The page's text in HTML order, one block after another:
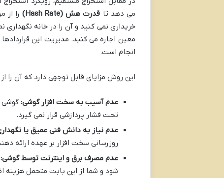
می دهد تا قدرت هش (Hash Rate)
را از
خریداری نمی کنید و آن را در خانه نگهداری
معین اجاره می کنید. مدیریت این
انجام است.
این روش مزایای قابل توجهی دارد که آن را
عدم آسیب به سخت افزار گوشی: گوشی
تحت فشار پردازشی قرار نمی گیرد.
عدم نیاز به دانش فنی عمیق یا
روزرسانی سخت افزار بر عهده ارائه
عدم مصرف برق و اینترنت توسط گوشی:
شود و شما از این بابت متحمل هزینه